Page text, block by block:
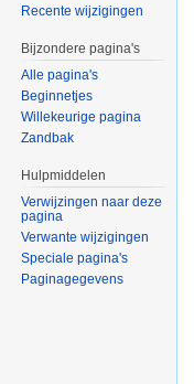
Recente wijzigingen
Bijzondere pagina's
Alle pagina's
Beginnetjes
Willekeurige pagina
Zandbak
Hulpmiddelen
Verwijzingen naar deze
pagina
Verwante wijzigingen
Speciale pagina's
Paginagegevens